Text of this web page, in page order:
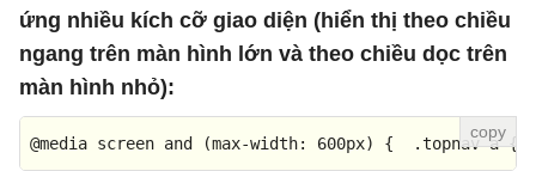
ứng nhiều kích cỡ giao diện (hiển thị theo chiều
ngang trên màn hình lớn và theo chiều dọc trên
màn hình nhỏ):
@media screen and (max-width: 600px) { .topnav a